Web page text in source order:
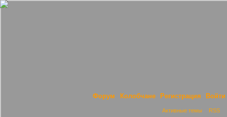
Форум Колобчане Регистрация Войти
Активные темы RSS